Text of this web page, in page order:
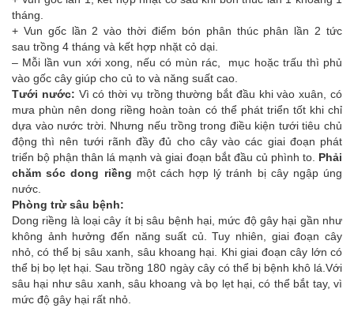
tháng.
+ Vun gốc lần 2 vào thời điểm bón phân thúc phân lần 2 tức
sau trồng 4 tháng và kết hợp nhặt cỏ dại.
– Mỗi lần vun xới xong, nếu có mùn rác, mục hoặc trấu thì phủ
vào gốc cây giúp cho củ to và năng suất cao.
Tưới nước: Vì có thời vụ trồng thường bắt đầu khi vào xuân, có
mưa phùn nên dong riềng hoàn toàn có thể phát triển tốt khi chỉ
dựa vào nước trời. Nhưng nếu trồng trong điều kiện tưới tiêu chủ
động thì nên tưới rãnh đầy đủ cho cây vào các giai đoạn phát
triển bộ phận thân lá mạnh và giai đoạn bắt đầu củ phình to. Phải
chăm sóc dong riềng một cách hợp lý tránh bị cây ngập úng
nước.
Phòng trừ sâu bệnh:
Dong riềng là loại cây ít bị sâu bệnh hại, mức độ gây hại gần như
không ảnh hưởng đến năng suất củ. Tuy nhiên, giai đoạn cây
nhỏ, có thể bị sâu xanh, sâu khoang hại. Khi giai đoạn cây lớn có
thể bị bọ lẹt hại. Sau trồng 180 ngày cây có thể bị bệnh khô lá.Với
sâu hại như sâu xanh, sâu khoang và bọ lẹt hại, có thể bắt tay, vì
mức độ gây hại rất nhỏ.